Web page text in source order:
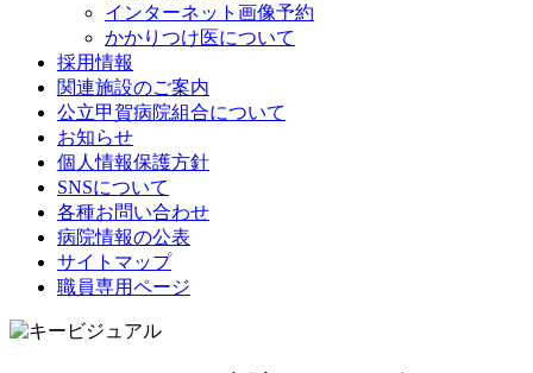
インターネット画像予約
かかりつけ医について
採用情報
関連施設のご案内
公立甲賀病院組合について
お知らせ
個人情報保護方針
SNSについて
各種お問い合わせ
病院情報の公表
サイトマップ
職員専用ページ